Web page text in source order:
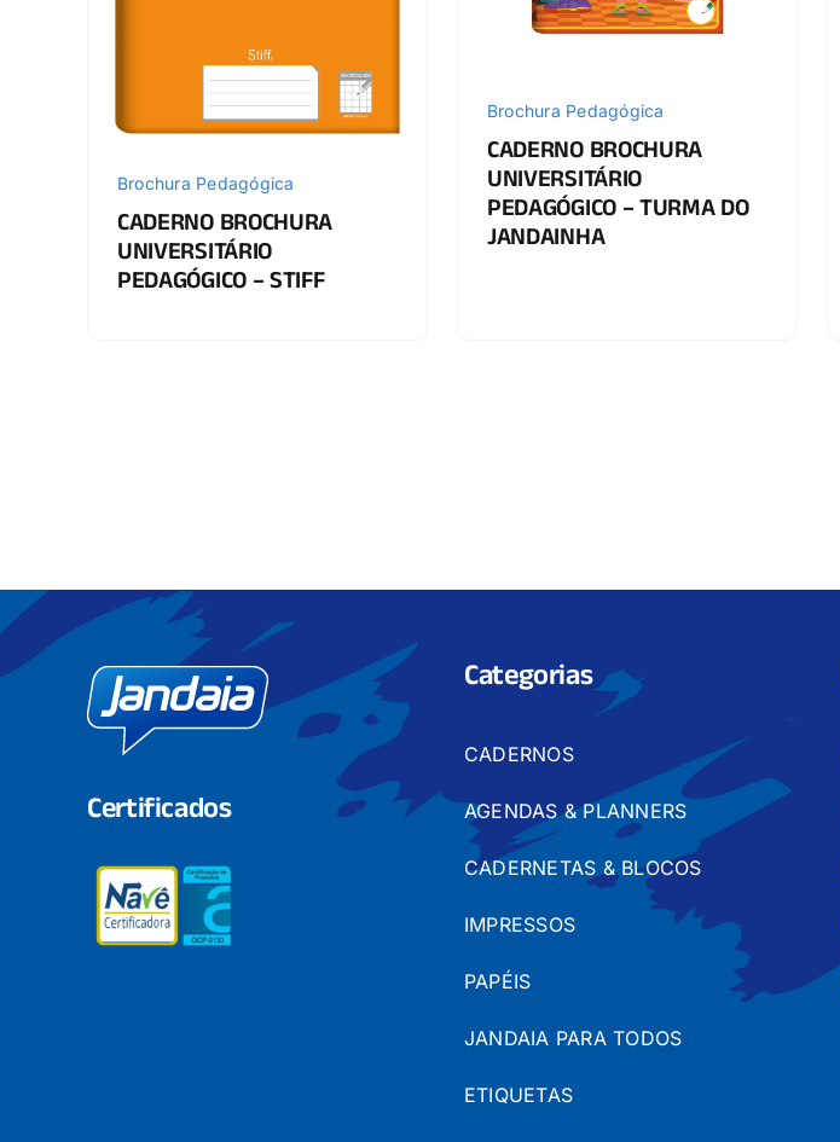
Brochura Pedagógica
CADERNO BROCHURA
UNIVERSITÁRIO
PEDAGÓGICO – STIFF
Brochura Pedagógica
CADERNO BROCHURA
UNIVERSITÁRIO
PEDAGÓGICO – TURMA DO
JANDAINHA
Certificados
Categorias
CADERNOS
AGENDAS & PLANNERS
CADERNETAS & BLOCOS
IMPRESSOS
PAPÉIS
JANDAIA PARA TODOS
ETIQUETAS